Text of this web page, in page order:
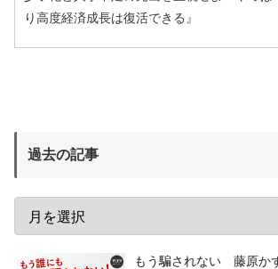
り高度経済成長は復活できる』
過去の記事
もう騙されない 藤原か